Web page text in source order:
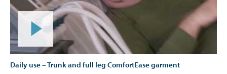
Daily use – Trunk and full leg ComfortEase garment